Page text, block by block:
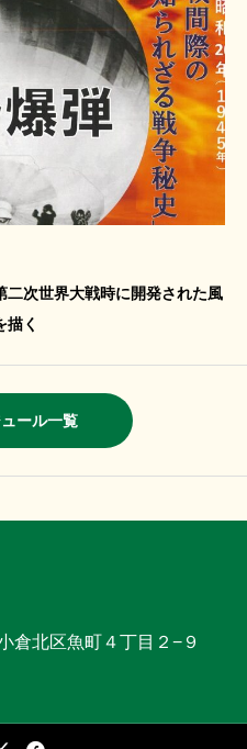
次世界大戦時に開発された風
描く
ール一覧
倉北区魚町４丁目２−９